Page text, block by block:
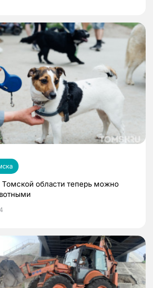
области теперь можно